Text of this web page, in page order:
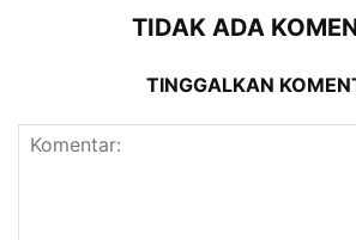
TIDAK ADA
TINGGALKAN